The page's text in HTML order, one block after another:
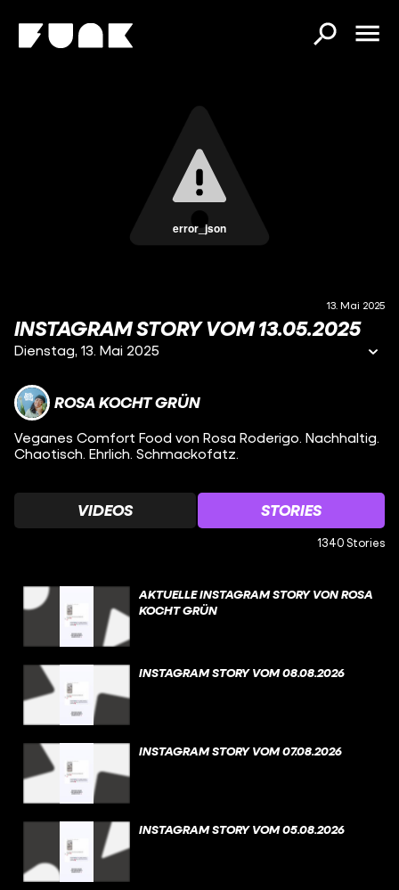
error_json
13. Mai 2025
INSTAGRAM STORY VOM 13.05.2025
Dienstag, 13. Mai 2025
ROSA KOCHT GRÜN
Veganes Comfort Food von Rosa Roderigo. Nachhaltig.
Chaotisch. Ehrlich. Schmackofatz.
VIDEOS STORIES
1340 Stories
AKTUELLE INSTAGRAM STORY VON ROSA
KOCHT GRÜN
INSTAGRAM STORY VOM 08.08.2026
INSTAGRAM STORY VOM 07.08.2026
INSTAGRAM STORY VOM 05.08.2026